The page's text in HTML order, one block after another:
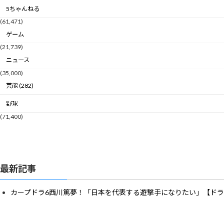
5ちゃんねる
(61,471)
ゲーム
(21,739)
ニュース
(35,000)
芸能 (282)
野球
(71,400)
最新記事
カープドラ6西川篤夢！「日本を代表する遊撃手になりたい」【ドラ